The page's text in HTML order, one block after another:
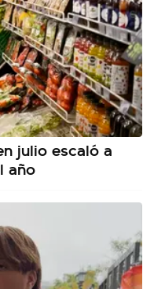
julio escaló a
año